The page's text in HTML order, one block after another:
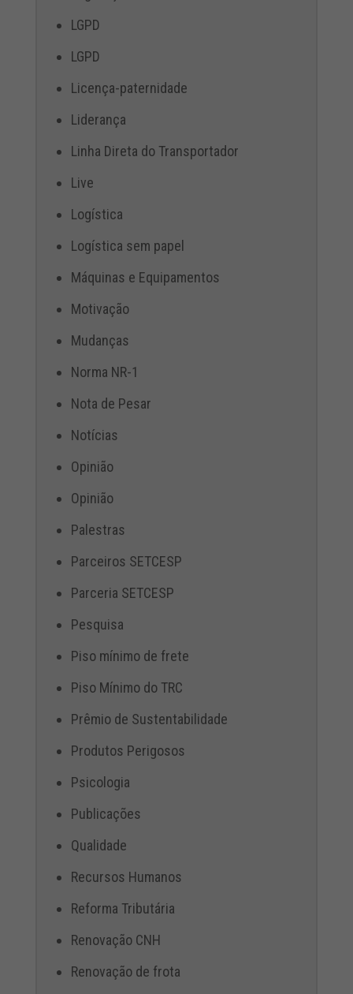
LGPD
LGPD
Licença-paternidade
Liderança
Linha Direta do Transportador
Live
Logística
Logística sem papel
Máquinas e Equipamentos
Motivação
Mudanças
Norma NR-1
Nota de Pesar
Notícias
Opinião
Opinião
Palestras
Parceiros SETCESP
Parceria SETCESP
Pesquisa
Piso mínimo de frete
Piso Mínimo do TRC
Prêmio de Sustentabilidade
Produtos Perigosos
Psicologia
Publicações
Qualidade
Recursos Humanos
Reforma Tributária
Renovação CNH
Renovação de frota